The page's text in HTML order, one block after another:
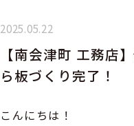
2025.05.22
【南会津町 工務店
ら板づくり完了！
こんにちは！